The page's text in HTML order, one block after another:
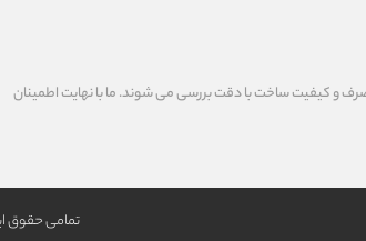
و كيفيت ساخت با دقت بررسى می شوند. ما با نهايت اطمينان
تمامی حقوق